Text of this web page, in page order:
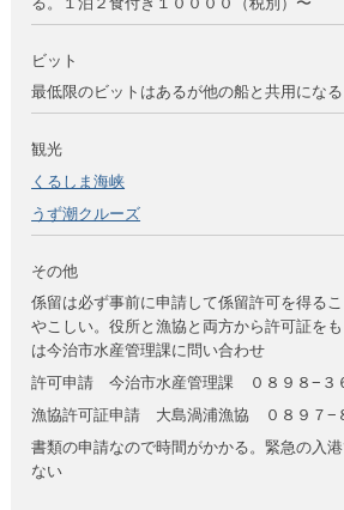
ビット
最低限のビットはあるが他の船と共用になる
観光
くるしま海峡
うず潮クルーズ
その他
係留は必ず事前に申請して係留許可を得る
やこしい。役所と漁協と両方から許可証を
は今治市水産管理課に問い合わせ
許可申請 今治市水産管理課 ０８９８−３
漁協許可証申請 大島渦浦漁協 ０８９７−
書類の申請なので時間がかかる。緊急の入
ない